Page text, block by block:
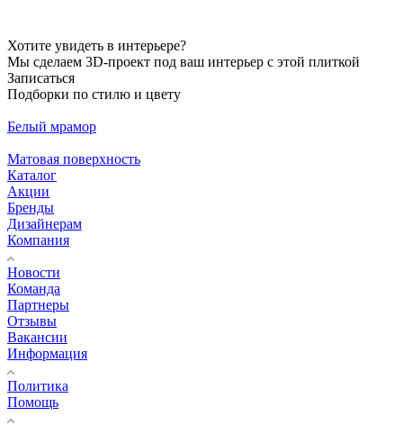
Хотите увидеть в интерьере?
Мы сделаем 3D-проект под ваш интерьер с этой плиткой
Записаться
Подборки по стилю и цвету
Белый мрамор
Матовая поверхность
Каталог
Акции
Бренды
Дизайнерам
Компания
Новости
Команда
Партнеры
Отзывы
Вакансии
Информация
Политика
Помощь